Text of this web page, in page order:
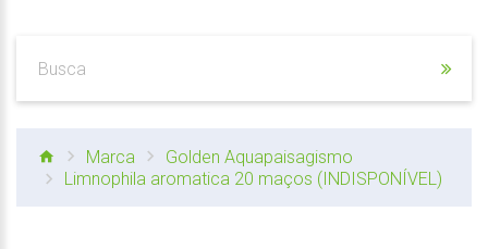
Marca
Golden Aquapaisagismo
Limnophila aromatica 20 maços (INDISPONÍVEL)